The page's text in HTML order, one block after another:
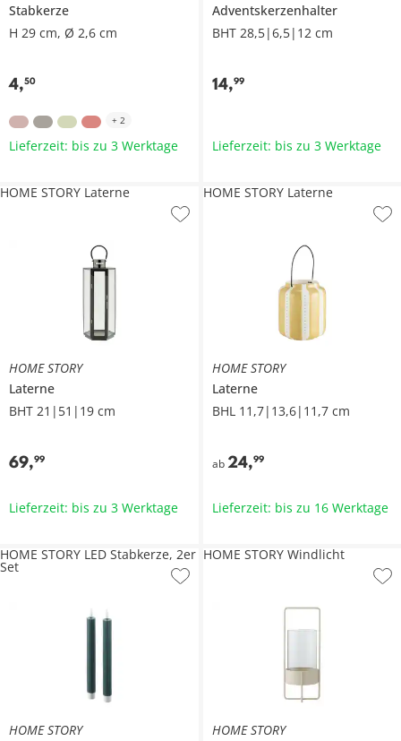
Stabkerze
H 29 cm, Ø 2,6 cm
4,50
+ 2
Lieferzeit: bis zu 3 Werktage
Adventskerzenhalter
BHT 28,5|6,5|12 cm
14,99
Lieferzeit: bis zu 3 Werktage
HOME STORY
Laterne
BHT 21|51|19 cm
69,99
HOME STORY Laterne
Lieferzeit: bis zu 3 Werktage
HOME STORY
Laterne
BHL 11,7|13,6|11,7 cm
ab 24,99
HOME STORY Laterne
Lieferzeit: bis zu 16 Werktage
HOME STORY
HOME STORY LED Stabkerze, 2er
Set
HOME STORY
HOME STORY Windlicht